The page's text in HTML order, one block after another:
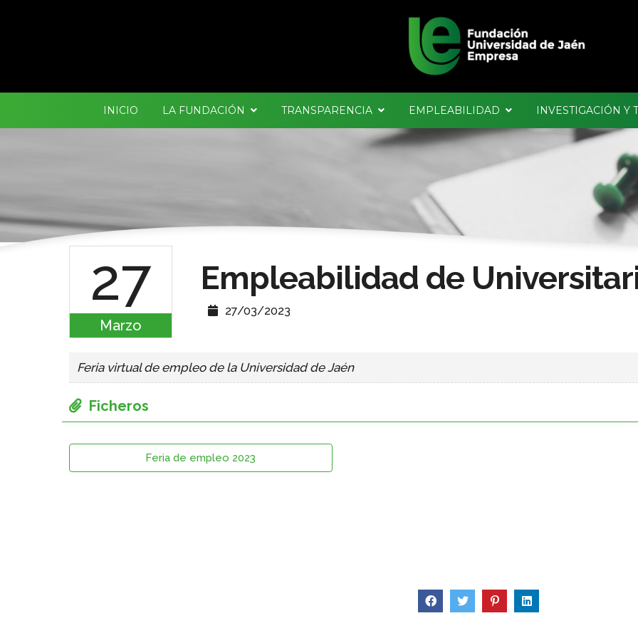
INICIO LA FUNDACIÓN TRANSPARENCIA EMPLEABILIDAD INVESTIGACIÓN Y
27
Marzo
Empleabilidad de
27/03/2023
Feria virtual de empleo de la Universidad de Jaén
Feria de empleo 2023